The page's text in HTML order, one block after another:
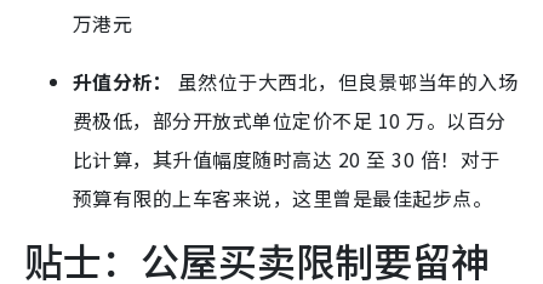
万港元
升值分析：
虽然位于大西北，但良景邨当年的入场
费极低，部分开放式单位定价不足 10 万。以百分
比计算，其升值幅度随时高达 20 至 30 倍！对于
预算有限的上车客来说，这里曾是最佳起步点。
贴士：公屋买卖限制要留神